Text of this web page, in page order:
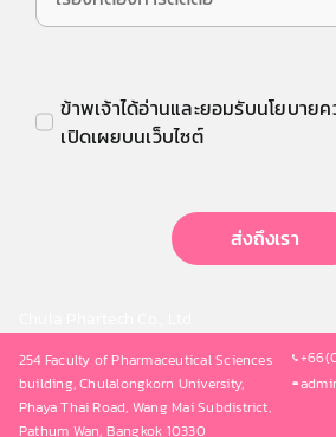
ข้าพเจ้าได้อ่านและยอมรับนโยบาย
เปิดเผยบนเว็บไซต์
ส่งถึงเรา
254 Faculty of Pharmaceutical Sciences
building, Chulalongkorn University,
Phaya Thai Road, Wang Mai Subdistrict,
Pathum Wan, Bangkok 10330